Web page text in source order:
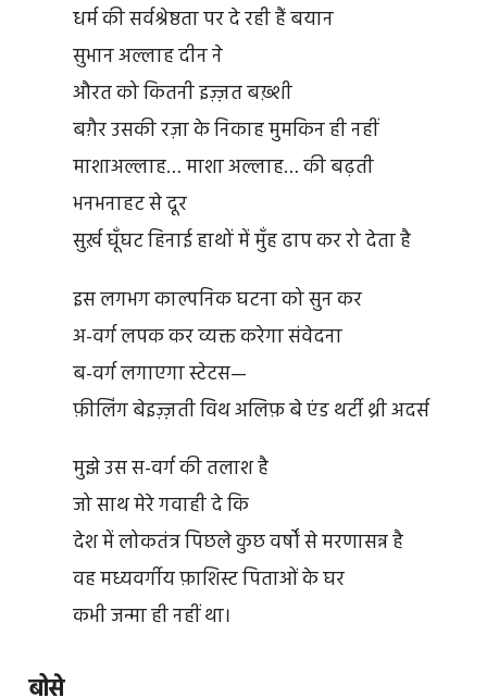
धर्म की सर्वश्रेष्ठता पर दे रही हैं बयान
सुभान अल्लाह दीन ने
औरत को कितनी इज़्ज़त बख़्शी
बग़ैर उसकी रज़ा के निकाह मुमकिन ही नहीं
माशाअल्लाह… माशा अल्लाह… की बढ़ती
भनभनाहट से दूर
सुर्ख़ घूँघट हिनाई हाथों में मुँह ढाप कर रो देता है
इस लगभग काल्पनिक घटना को सुन कर
अ-वर्ग लपक कर व्यक्त करेगा संवेदना
ब-वर्ग लगाएगा स्टेटस—
फ़ीलिंग बेइज़्ज़ती विथ अलिफ़ बे एंड थर्टी थ्री अदर्स
मुझे उस स-वर्ग की तलाश है
जो साथ मेरे गवाही दे कि
देश में लोकतंत्र पिछले कुछ वर्षों से मरणासन्न है
वह मध्यवर्गीय फ़ाशिस्ट पिताओं के घर
कभी जन्मा ही नहीं था।
बोसे